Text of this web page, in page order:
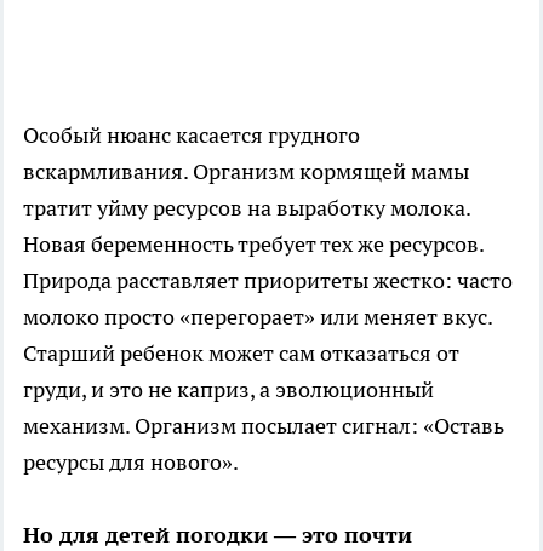
Особый нюанс касается грудного
вскармливания. Организм кормящей мамы
тратит уйму ресурсов на выработку молока.
Новая беременность требует тех же ресурсов.
Природа расставляет приоритеты жестко: часто
молоко просто «перегорает» или меняет вкус.
Старший ребенок может сам отказаться от
груди, и это не каприз, а эволюционный
механизм. Организм посылает сигнал: «Оставь
ресурсы для нового».
Но для детей погодки — это почти